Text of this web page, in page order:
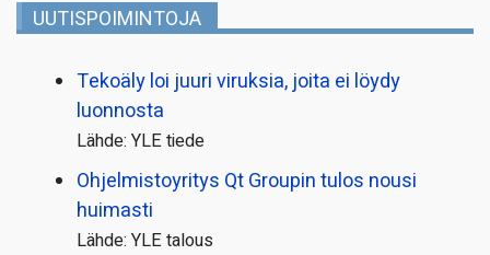
UUTISPOIMINTOJA
Tekoäly loi juuri viruksia, joita ei löydy
luonnosta
Lähde: YLE tiede
Ohjelmistoyritys Qt Groupin tulos nousi
huimasti
Lähde: YLE talous